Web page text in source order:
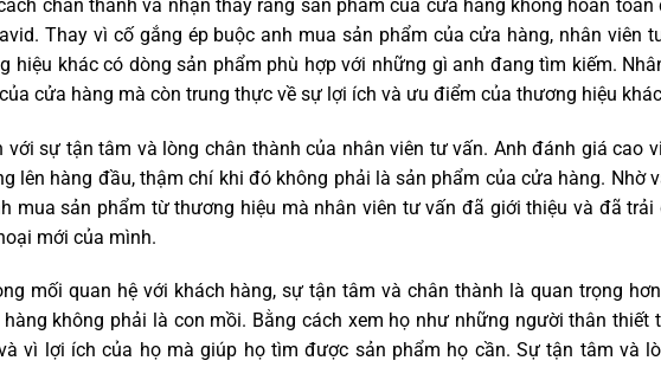
chân thành và nhận thấy rằng sản phẩm của cửa hàng không hoàn toàn
Thay vì cố gắng ép buộc anh mua sản phẩm của cửa hàng, nhân viên
hiệu khác có dòng sản phẩm phù hợp với những gì anh đang tìm kiếm.
cửa hàng mà còn trung thực về sự lợi ích và ưu điểm của thương hiệu
sự tận tâm và lòng chân thành của nhân viên tư vấn. Anh đánh giá cao
lên hàng đầu, thậm chí khi đó không phải là sản phẩm của cửa hàng. Nhờ
mua sản phẩm từ thương hiệu mà nhân viên tư vấn đã giới thiệu và đã trải
mới của mình.
mối quan hệ với khách hàng, sự tận tâm và chân thành là quan trọng
không phải là con mồi. Bằng cách xem họ như những người thân thiết
vì lợi ích của họ mà giúp họ tìm được sản phẩm họ cần. Sự tận tâm và